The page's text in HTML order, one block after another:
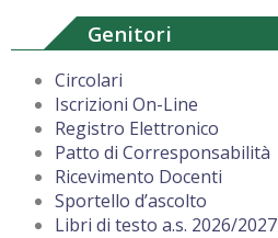
Genitori
Circolari
Iscrizioni On-Line
Registro Elettronico
Patto di Corresponsabilità
Ricevimento Docenti
Sportello d’ascolto
Libri di testo a.s. 2026/2027